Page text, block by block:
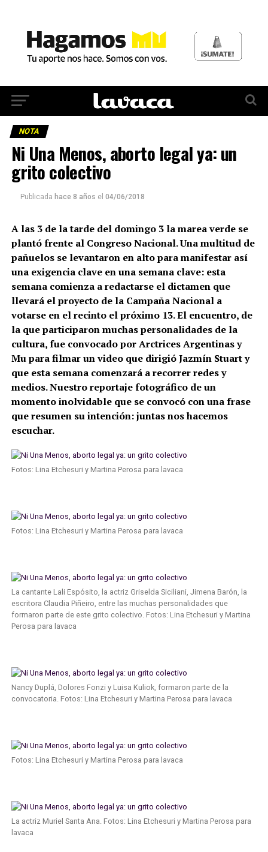
NOTA
Ni Una Menos, aborto legal ya: un
grito colectivo
Publicada hace 8 años el 04/06/2018
A las 3 de la tarde del domingo 3 la marea verde se
plantó frente al Congreso Nacional. Una multitud de
pañuelos se levantaron en alto para manifestar así
una exigencia clave en una semana clave: esta
semana comienza a redactarse el dictamen que
llevará el proyecto de la Campaña Nacional a
votarse en el recinto el próximo 13. El encuentro, de
la que participaron muchas personalidades de la
cultura, fue convocado por Arctrices Argentinas y
Mu para filmar un video que dirigió Jazmín Stuart y
que esta semana comenzará a recorrer redes y
medios. Nuestro reportaje fotográfico de un
momento inolvidable que se convocó con una frase
que resumen su intención: juntas nos hacemos
escuchar.
Fotos: Lina Etchesuri y Martina Perosa para lavaca
Fotos: Lina Etchesuri y Martina Perosa para lavaca
La cantante Lali Espósito, la actriz Griselda Siciliani, Jimena Barón, la
escritora Claudia Piñeiro, entre las muchas personalidades que
formaron parte de este grito colectivo. Fotos: Lina Etchesuri y Martina
Perosa para lavaca
Nancy Duplá, Dolores Fonzi y Luisa Kuliok, formaron parte de la
convocatoria. Fotos: Lina Etchesuri y Martina Perosa para lavaca
Fotos: Lina Etchesuri y Martina Perosa para lavaca
La actriz Muriel Santa Ana. Fotos: Lina Etchesuri y Martina Perosa para
lavaca